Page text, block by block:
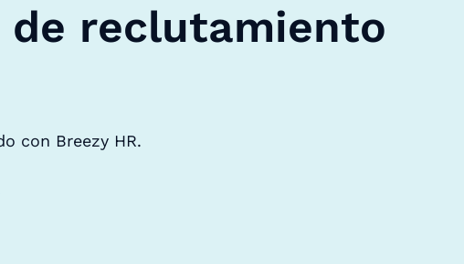
de reclutamiento
con Breezy HR.